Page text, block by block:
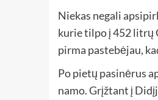
Niekas negali
kurie tilpo į 452 litrų
pirma pastebėjau,
Po pietų pasinėrus
namo. Grįžtant į